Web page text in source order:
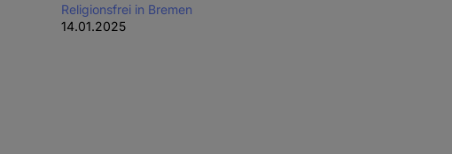
Religionsfrei in Bremen
14.01.2025